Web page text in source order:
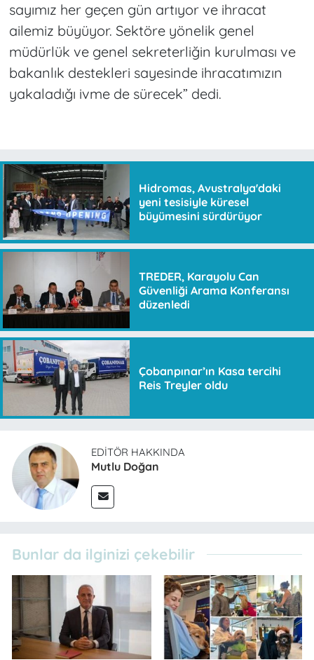
sayımız her geçen gün artıyor ve ihracat
ailemiz büyüyor. Sektöre yönelik genel
müdürlük ve genel sekreterliğin kurulması ve
bakanlık destekleri sayesinde ihracatımızın
yakaladığı ivme de sürecek” dedi.
Hidromas, Avustralya'daki
yeni tesisiyle küresel
büyümesini sürdürüyor
TREDER, Karayolu Can
Güvenliği Arama Konferansı
düzenledi
Çobanpınar’ın Kasa tercihi
Reis Treyler oldu
EDITÖR HAKKINDA
Mutlu Doğan
Bunlar da ilginizi çekebilir